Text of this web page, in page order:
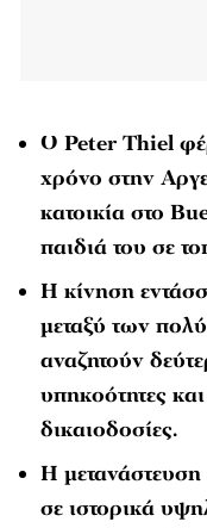
Ο Peter Thiel
χρόνο στην
κατοικία στο
παιδιά του σε
Η κίνηση
μεταξύ των
αναζητούν
υπηκοότητες
δικαιοδοσίες.
Η μετανάστευση
σε ιστορικά